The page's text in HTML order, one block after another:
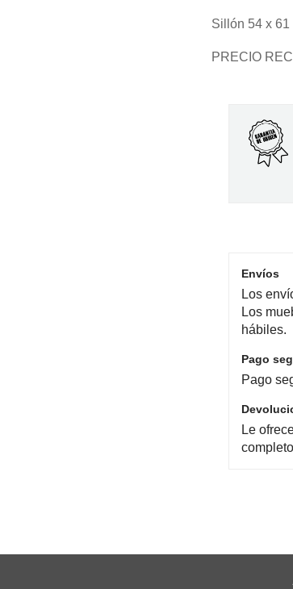
Sillón 54 x 61
PRECIO
Envíos
Los
Los
hábiles.
Pago
Pago
Le